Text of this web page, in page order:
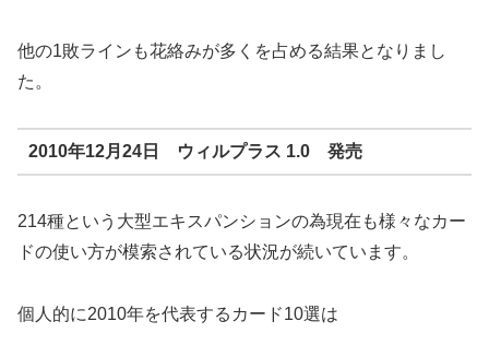
他の1敗ラインも花絡みが多くを占める結果となりまし
た。
2010年12月24日 ウィルプラス 1.0 発売
214種という大型エキスパンションの為現在も様々なカー
ドの使い方が模索されている状況が続いています。
個人的に2010年を代表するカード10選は